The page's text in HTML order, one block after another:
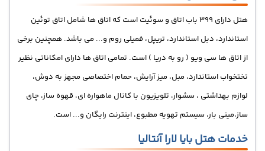
هتل دارای 399 باب اتاق و سوئیت است که اتاق ها شامل اتاق توئین
استاندارد، دبل استاندارد، تریپل، فمیلی روم و... می باشد. همچنین برخی
از اتاق ها سی ویو ( رو به دریا ) است. تمامی اتاق ها دارای امکاناتی نظیر
تختخواب استاندارد، مبل، میز آرایش، حمام اختصاصی مجهز به دوش،
لوازم بهداشتی ، سشوار، تلویزیون با کانال ماهواره ای، قهوه ساز، چای
ساز،مینی بار، سیستم تهویه مطبوع، اینترنت رایگان و... است.
خدمات هتل بایا لارا آنتالیا